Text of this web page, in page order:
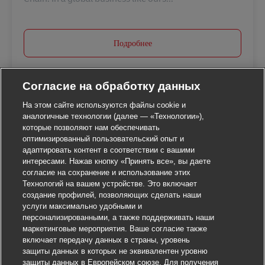
Подробнее
Согласие на обработку данных
На этом сайте используются файлы cookie и
аналогичные технологии (далее — «Технологии»),
которые позволяют нам обеспечивать
оптимизированный пользовательский опыт и
адаптировать контент в соответствии с вашими
интересами. Нажав кнопку «Принять все», вы даете
согласие на сохранение и использование этих
Технологий на вашем устройстве. Это включает
создание профилей, позволяющих сделать наши
услуги максимально удобными и
персонализированными, а также поддерживать наши
маркетинговые мероприятия. Ваше согласие также
включает передачу данных в страны, уровень
защиты данных в которых не эквивалентен уровню
защиты данных в Европейском союзе. Для получения